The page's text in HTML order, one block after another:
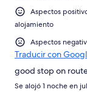
Aspectos
alojamiento
Aspectos
Traducir con
good stop on
Se alojó 1 noche en